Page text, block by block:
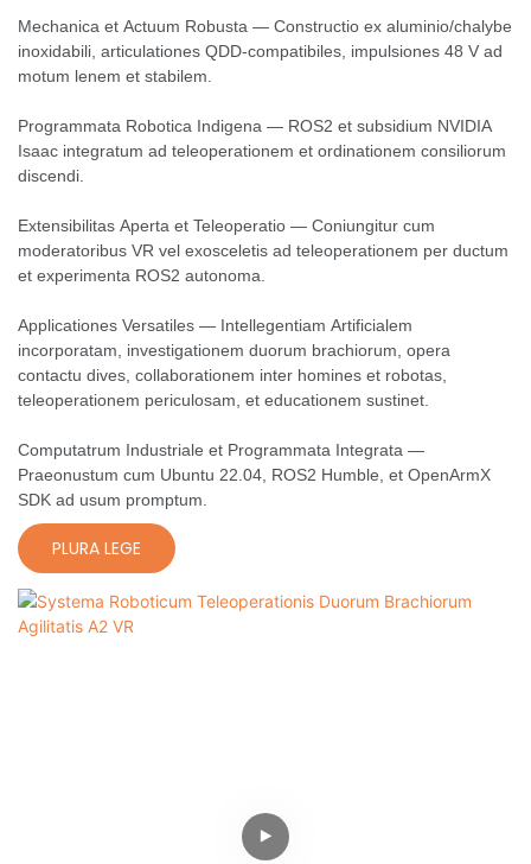
Mechanica et Actuum Robusta — Constructio ex aluminio/chalybe
inoxidabili, articulationes QDD-compatibiles, impulsiones 48 V ad
motum lenem et stabilem.
Programmata Robotica Indigena — ROS2 et subsidium NVIDIA
Isaac integratum ad teleoperationem et ordinationem consiliorum
discendi.
Extensibilitas Aperta et Teleoperatio — Coniungitur cum
moderatoribus VR vel exosceletis ad teleoperationem per ductum
et experimenta ROS2 autonoma.
Applicationes Versatiles — Intellegentiam Artificialem
incorporatam, investigationem duorum brachiorum, opera
contactu dives, collaborationem inter homines et robotas,
teleoperationem periculosam, et educationem sustinet.
Computatrum Industriale et Programmata Integrata —
Praeonustum cum Ubuntu 22.04, ROS2 Humble, et OpenArmX
SDK ad usum promptum.
PLURA LEGE